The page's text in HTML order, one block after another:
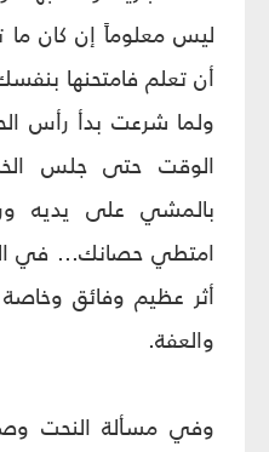
ليس معلوماً إن كان ما
أن تعلم فامتحنها
ولما شرعت بدأ رأس
الوقت حتى جلس
بالمشي على يديه
امتطي حصانك... في
أثر عظيم وفائق
والعفة.
وفي مسألة النحت